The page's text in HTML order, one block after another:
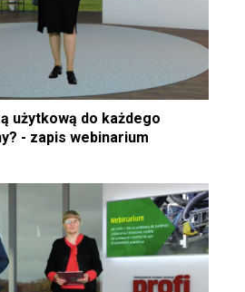
użytkową do każdego
zakamarka rośliny? - zapis webinarium